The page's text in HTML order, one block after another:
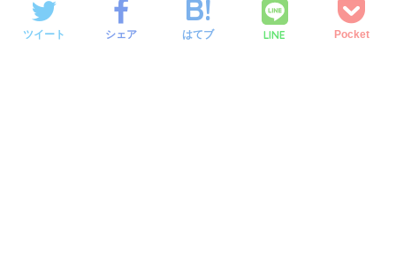
ツイート シェア はてブ LINE Pocket